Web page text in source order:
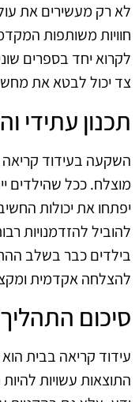
לא רק מעשירים את
חוויות משותפות
לקרוא יחד בספרים
צד יכול לבטא את
תכנון עתידי
השקעה בעידוד קריאה
מוצלח. ככל שהילדים
יפתחו את יכולות
להוביל להזדמנויות
בילדים כבר בשלב
להצלחה אקדמית
סיכום התהליך
עידוד קריאה בבית
התוצאות עשויות